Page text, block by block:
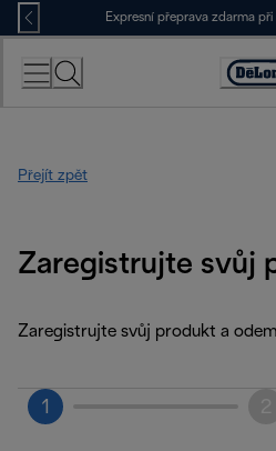
Skip
to
Content
Expresní přeprava zdarma
Přejít zpět
Zaregistrujte svůj
Zaregistrujte svůj produkt a
1